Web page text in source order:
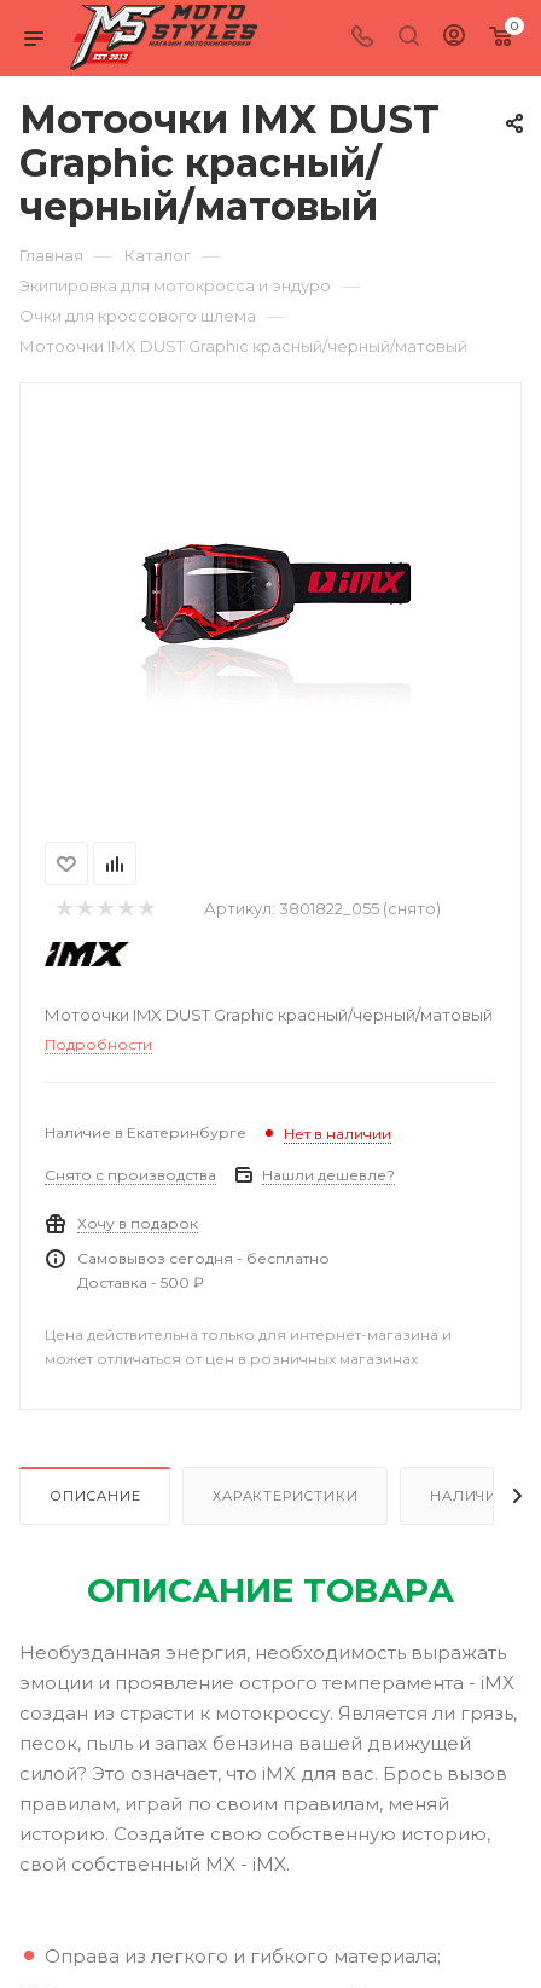
0
Мотоочки IMX DUST
Graphic красный/
черный/матовый
Главная — Каталог —
Экипировка для мотокросса и эндуро —
Очки для кроссового шлема —
Мотоочки IMX DUST Graphic красный/черный/матовый
Артикул: 3801822_055 (снято)
Мотоочки IMX DUST Graphic красный/черный/матовый
Подробности
Наличие в Екатеринбурге Нет в наличии
Снято с производства Нашли дешевле?
Хочу в подарок
Самовывоз сегодня - бесплатно
Доставка - 500 ₽
Цена действительна только для интернет-магазина и
может отличаться от цен в розничных магазинах
ОПИСАНИЕ ХАРАКТЕРИСТИКИ НАЛИЧИЕ В
ОПИСАНИЕ ТОВАРА
Необузданная энергия, необходимость выражать
эмоции и проявление острого темперамента - iMX
создан из страсти к мотокроссу. Является ли грязь,
песок, пыль и запах бензина вашей движущей
силой? Это означает, что iMX для вас. Брось вызов
правилам, играй по своим правилам, меняй
историю. Создайте свою собственную историю,
свой собственный MX - iMX.
Оправа из легкого и гибкого материала;